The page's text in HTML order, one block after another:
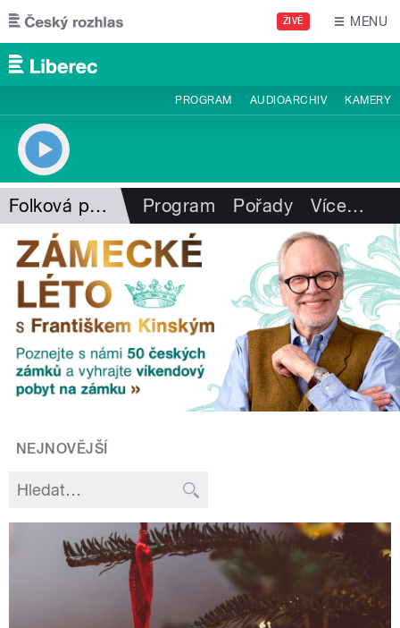
Přejít k hlavnímu obsahu
ŽIVĚ MENU
PROGRAM AUDIOARCHIV KAMERY
Folková pohlazení Program Pořady Více…
NEJNOVĚJŠÍ